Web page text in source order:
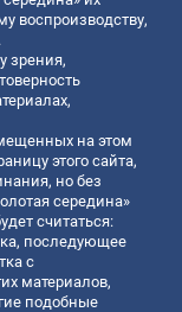
воспроизводству,
зрения,
на этом
этого сайта,
но без
середина»
считаться:
последующее
с
материалов,
подобные